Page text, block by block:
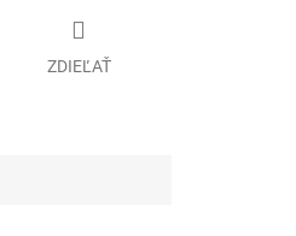
ZDIEĽAŤ